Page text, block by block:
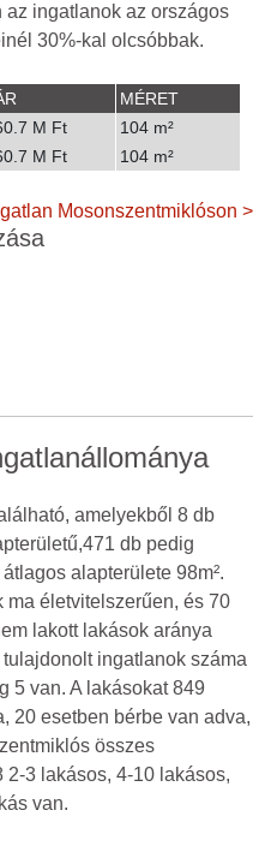
ingatlanok az országos
30%-kal olcsóbbak.
MÉRET
M Ft
104 m²
M Ft
104 m²
Mosonszentmiklóson >
amelyekből 8 db
db pedig
alapterülete 98m².
életvitelszerűen, és 70
lakott lakások aránya
ingatlanok száma
5 van. A lakásokat 849
20 esetben bérbe van adva,
összes
2-3 lakásos, 4-10 lakásos,
van.